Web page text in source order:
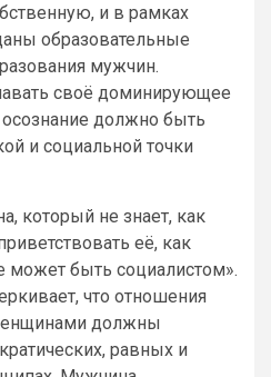
и в рамках
образовательные
мужчин.
своё доминирующее
должно быть
и социальной точки
который не знает, как
её, как
может быть социалистом».
что отношения
должны
равных и